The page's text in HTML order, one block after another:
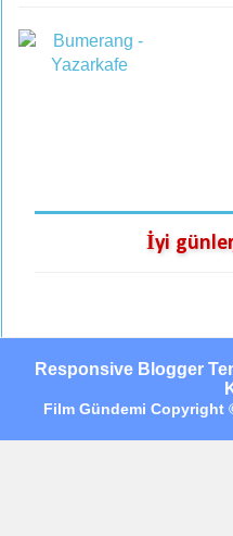
İyi
Responsive Blogger
Film Gündemi Copyright